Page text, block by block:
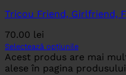
Tricou Friend, Girlfriend,
70.00 lei
Selectează opțiunile
Acest produs are mai
alese în pagina